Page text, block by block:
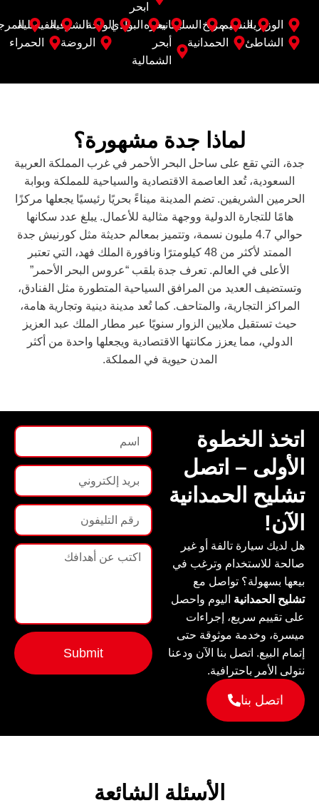
ابحر
الوزيريةالنسيممريخ السليمانيةبحره البواديالواحةالشرفيةالفيصلية
الشاطئ
الحمدانية
أبحر
الشمالية
الروضة الحمراء
لماذا جدة مشهورة؟
جدة، التي تقع على ساحل البحر الأحمر في غرب المملكة العربية
السعودية، تُعد العاصمة الاقتصادية والسياحية للمملكة وبوابة
الحرمين الشريفين. تضم المدينة ميناءً بحريًا رئيسيًا يجعلها مركزًا
هامًا للتجارة الدولية ووجهة مثالية للأعمال. يبلغ عدد سكانها
حوالي 4.7 مليون نسمة، وتتميز بمعالم حديثة مثل كورنيش جدة
الممتد لأكثر من 48 كيلومترًا ونافورة الملك فهد، التي تعتبر
الأعلى في العالم. تعرف جدة بلقب “عروس البحر الأحمر”
وتستضيف العديد من المرافق السياحية المتطورة مثل الفنادق،
المراكز التجارية، والمتاحف. كما تُعد مدينة دينية وتجارية هامة،
حيث تستقبل ملايين الزوار سنويًا عبر مطار الملك عبد العزيز
الدولي، مما يعزز مكانتها الاقتصادية ويجعلها واحدة من أكثر
المدن حيوية في المملكة.
اتخذ الخطوة
الأولى – اتصل
تشليح الحمدانية
الآن!
هل لديك سيارة تالفة أو غير
صالحة للاستخدام وترغب في
بيعها بسهولة؟ تواصل مع
تشليح الحمدانية اليوم واحصل
على تقييم سريع، إجراءات
ميسرة، وخدمة موثوقة حتى
إتمام البيع. اتصل بنا الآن ودعنا
نتولى الأمر باحترافية.
اتصل بنا
Submit
الأسئلة الشائعة